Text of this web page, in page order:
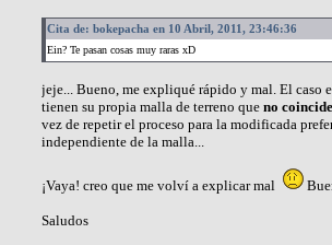
Cita de: bokepacha en 10 Abril, 2011, 23:46:36
Ein? Te pasan cosas muy raras xD
jeje... Bueno, me expliqué rápido y mal. El caso
tienen su propia malla de terreno que no coincide
vez de repetir el proceso para la modificada
independiente de la malla...
¡Vaya! creo que me volví a explicar mal
Saludos